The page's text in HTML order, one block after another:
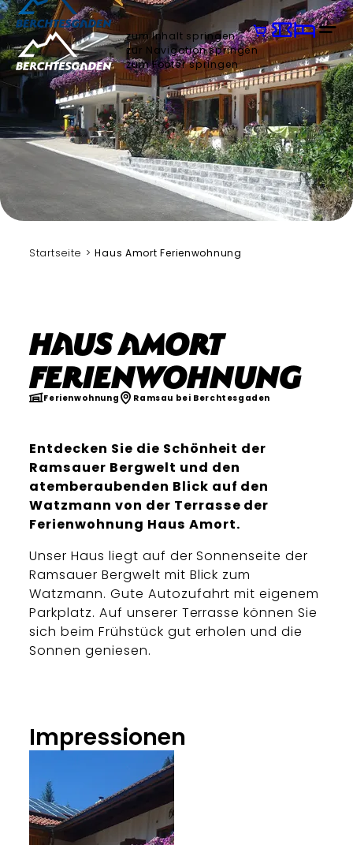
zum Inhalt springen
zur Navigation springen
zum Footer springen
Startseite Haus Amort Ferienwohnung
Haus Amort
Ferienwohnung
Ferienwohnung Ramsau bei Berchtesgaden
Entdecken Sie die Schönheit der
Ramsauer Bergwelt und den
atemberaubenden Blick auf den
Watzmann von der Terrasse der
Ferienwohnung Haus Amort.
Unser Haus liegt auf der Sonnenseite der
Ramsauer Bergwelt mit Blick zum
Watzmann. Gute Autozufahrt mit eigenem
Parkplatz. Auf unserer Terrasse können Sie
sich beim Frühstück gut erholen und die
Sonnen geniesen.
Impressionen